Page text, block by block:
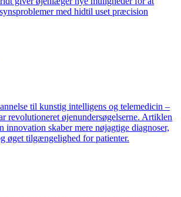
med hidtil uset præcision
til kunstig intelligens og telemedicin –
revolutioneret øjenundersøgelserne. Artiklen
innovation skaber mere nøjagtige diagnoser,
øget tilgængelighed for patienter.